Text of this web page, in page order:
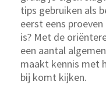
tips gebruiken als
eerst eens
is? Met de
een aantal
maakt kennis met
bij komt kijken.